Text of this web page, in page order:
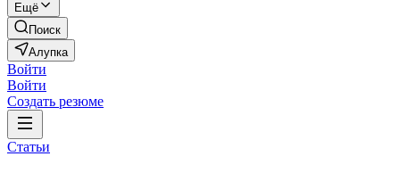
Ещё
Поиск
Алупка
Войти
Войти
Создать резюме
Статьи